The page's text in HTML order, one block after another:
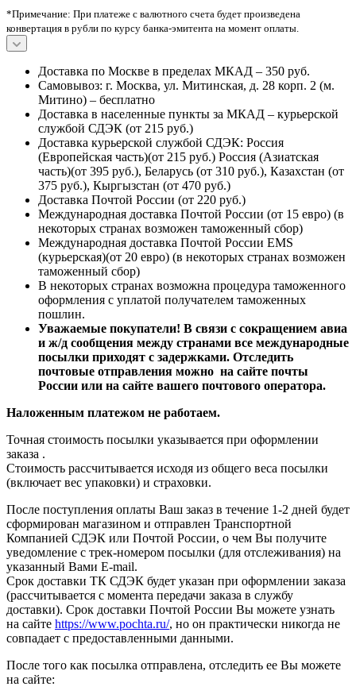
*Примечание: При платеже с валютного счета будет произведена
конвертация в рубли по курсу банка-эмитента на момент оплаты.
Доставка по Москве в пределах МКАД – 350 руб.
Самовывоз: г. Москва, ул. Митинская, д. 28 корп. 2 (м.
Митино) – бесплатно
Доставка в населенные пункты за МКАД – курьерской
службой СДЭК (от 215 руб.)
Доставка курьерской службой СДЭК: Россия
(Европейская часть)(от 215 руб.) Россия (Азиатская
часть)(от 395 руб.), Беларусь (от 310 руб.), Казахстан (от
375 руб.), Кыргызстан (от 470 руб.)
Доставка Почтой России (от 220 руб.)
Международная доставка Почтой России (от 15 евро) (в
некоторых странах возможен таможенный сбор)
Международная доставка Почтой России EMS
(курьерская)(от 20 евро) (в некоторых странах возможен
таможенный сбор)
В некоторых странах возможна процедура таможенного
оформления с уплатой получателем таможенных
пошлин.
Уважаемые покупатели! В связи с сокращением авиа
и ж/д сообщения между странами все международные
посылки приходят с задержками. Отследить
почтовые отправления можно на сайте почты
России или на сайте вашего почтового оператора.
Наложенным платежом не работаем.
Точная стоимость посылки указывается при оформлении
заказа .
Стоимость рассчитывается исходя из общего веса посылки
(включает вес упаковки) и страховки.
После поступления оплаты Ваш заказ в течение 1-2 дней будет
сформирован магазином и отправлен Транспортной
Компанией СДЭК или Почтой России, о чем Вы получите
уведомление с трек-номером посылки (для отслеживания) на
указанный Вами E-mail.
Срок доставки ТК СДЭК будет указан при оформлении заказа
(рассчитывается с момента передачи заказа в службу
доставки). Срок доставки Почтой России Вы можете узнать
на сайте https://www.pochta.ru/, но он практически никогда не
совпадает с предоставленными данными.
После того как посылка отправлена, отследить ее Вы можете
на сайте: